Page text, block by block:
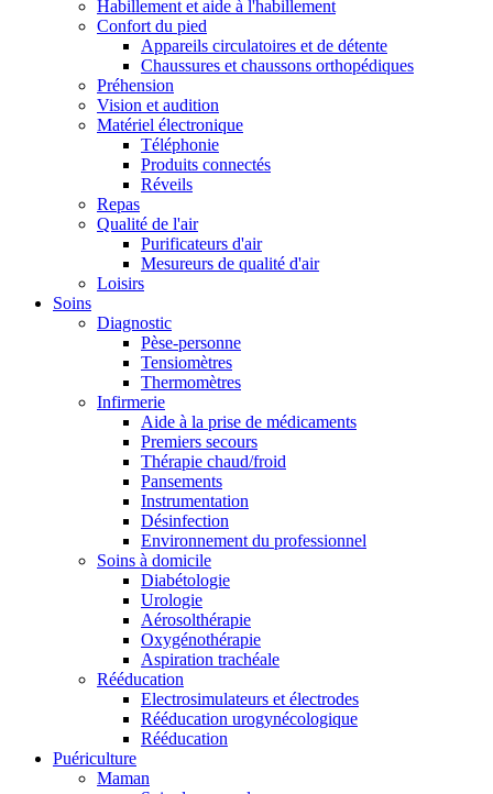
Habillement et aide à l'habillement
Confort du pied
Appareils circulatoires et de détente
Chaussures et chaussons orthopédiques
Préhension
Vision et audition
Matériel électronique
Téléphonie
Produits connectés
Réveils
Repas
Qualité de l'air
Purificateurs d'air
Mesureurs de qualité d'air
Loisirs
Soins
Diagnostic
Pèse-personne
Tensiomètres
Thermomètres
Infirmerie
Aide à la prise de médicaments
Premiers secours
Thérapie chaud/froid
Pansements
Instrumentation
Désinfection
Environnement du professionnel
Soins à domicile
Diabétologie
Urologie
Aérosolthérapie
Oxygénothérapie
Aspiration trachéale
Rééducation
Electrosimulateurs et électrodes
Rééducation urogynécologique
Rééducation
Puériculture
Maman